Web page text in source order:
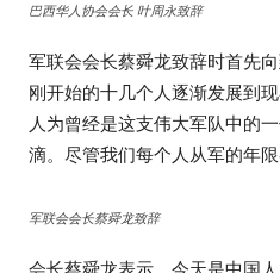
巴西华人协会会长 叶周永致辞
军联会会长蔡舜龙致辞时首先
刚开始的十几个人逐渐发展到
人为曾经是这支伟大军队中的
滴。尽管我们每个人从军的年
军联会会长蔡舜龙致辞